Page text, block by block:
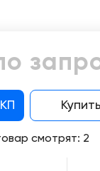
Купить
смотрят: 2